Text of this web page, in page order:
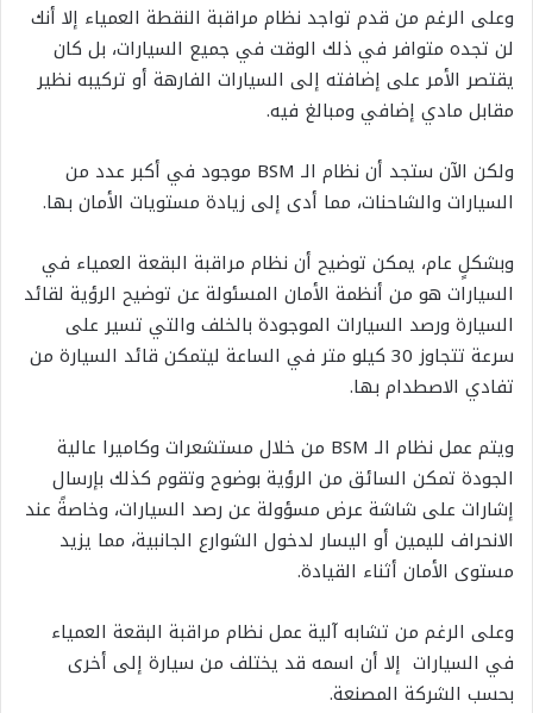
وعلى الرغم من قدم تواجد نظام مراقبة النقطة العمياء إلا أنك
لن تجده متوافر في ذلك الوقت في جميع السيارات، بل كان
يقتصر الأمر على إضافته إلى السيارات الفارهة أو تركيبه نظير
مقابل مادي إضافي ومبالغ فيه.
ولكن الآن ستجد أن نظام الـ BSM موجود في أكبر عدد من
السيارات والشاحنات، مما أدى إلى زيادة مستويات الأمان بها.
وبشكلٍ عام، يمكن توضيح أن نظام مراقبة البقعة العمياء في
السيارات هو من أنظمة الأمان المسئولة عن توضيح الرؤية لقائد
السيارة ورصد السيارات الموجودة بالخلف والتي تسير على
سرعة تتجاوز 30 كيلو متر في الساعة ليتمكن قائد السيارة من
تفادي الاصطدام بها.
ويتم عمل نظام الـ BSM من خلال مستشعرات وكاميرا عالية
الجودة تمكن السائق من الرؤية بوضوح وتقوم كذلك بإرسال
إشارات على شاشة عرض مسؤولة عن رصد السيارات، وخاصةً عند
الانحراف لليمين أو اليسار لدخول الشوارع الجانبية، مما يزيد
مستوى الأمان أثناء القيادة.
وعلى الرغم من تشابه آلية عمل نظام مراقبة البقعة العمياء
في السيارات إلا أن اسمه قد يختلف من سيارة إلى أخرى
بحسب الشركة المصنعة.